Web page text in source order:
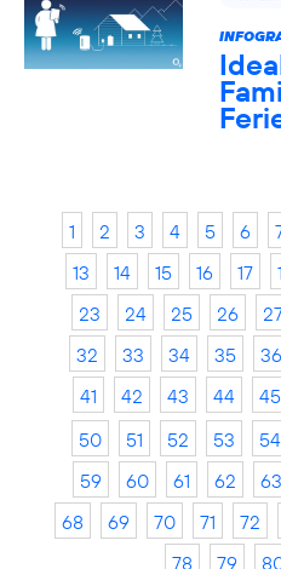
1 2 3 4 5 6
13
14 15 16 17
23
24 25 26
32
33 34 35 36
41
42 43 44 45
50
51 52 53 54
59
60 61 62 63
68
69 70 71 72
78
79